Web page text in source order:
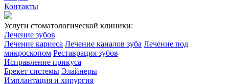
Контакты
Услуги стоматологической клиники:
Лечение зубов
Лечение кариеса Лечение каналов зуба Лечение под
микроскопом Реставрация зубов
Исправление прикуса
Брекет системы Элайнеры
Имплантация и хирургия